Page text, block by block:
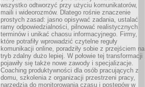
wszystko odtworzyć przy użyciu komunikatorów,
maili i wideorozmów. Dlatego rośnie znaczenie
prostych zasad: jasno opisywać zadania, ustalać
ramy odpowiedzialności, pilnować realistycznych
terminów i unikać chaosu informacyjnego. Firmy,
które potrafiły wprowadzić czytelne reguły
komunikacji online, poradziły sobie z przejściem na
tryb zdalny dużo lepiej. W połowie tej transformacji
pojawiły się także nowe zawody i specjalizacje.
Coaching produktywności dla osób pracujących z
domu, szkolenia z organizacji przestrzeni pracy,
narzędzia do monitorowania czasu i postępów w